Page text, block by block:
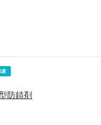
防錆剤